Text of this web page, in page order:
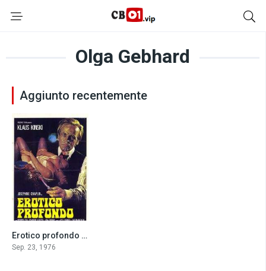
Olga Gebhard
Aggiunto recentemente
5.5Erotico profondo (1976)
Sep. 23, 1976